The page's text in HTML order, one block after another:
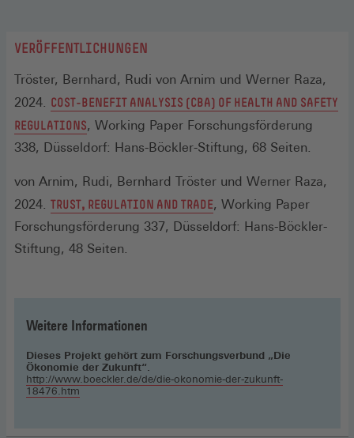
VERÖFFENTLICHUNGEN
Tröster, Bernhard, Rudi von Arnim und Werner Raza,
2024. COST-BENEFIT ANALYSIS (CBA) OF HEALTH AND SAFETY
REGULATIONS(ÖFFNET
IN
NEUEN
FENSTER)
, Working Paper Forschungsförderung
338, Düsseldorf: Hans-Böckler-Stiftung, 68 Seiten.
von Arnim, Rudi, Bernhard Tröster und Werner Raza,
2024. TRUST, REGULATION AND TRADE(ÖFFNET
IN
, Working Paper
Forschungsförderung 337, Düsseldorf: Hans-Böckler-
Stiftung, 48 Seiten.
Weitere Informationen
Dieses Projekt gehört zum Forschungsverbund „Die
Ökonomie der Zukunft“.
http://www.boeckler.de/de/die-okonomie-der-zukunft-
18476.htm